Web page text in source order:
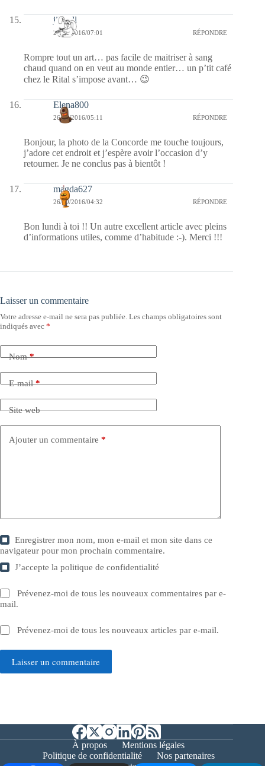
jill bill
26/09/2016/07:01 RÉPONDRE
Rompre tout un art… pas facile de maitriser à sang
chaud quand on en veut au monde entier… un p’tit café
chez le Rital s’impose avant… 😉
Elena800
26/09/2016/05:11 RÉPONDRE
Bonjour, la photo de la Concorde me touche toujours,
j’adore cet endroit et j’espère avoir l’occasion d’y
retourner. Je ne conclus pas à bientôt !
magda627
26/09/2016/04:32 RÉPONDRE
Bon lundi à toi !! Un autre excellent article avec pleins
d’informations utiles, comme d’habitude :-). Merci !!!
Laisser un commentaire
Votre adresse e-mail ne sera pas publiée. Les champs obligatoires sont
indiqués avec *
Nom*
E-mail*
Site web
Ajouter un commentaire *
Enregistrer mon nom, mon e-mail et mon site dans ce
navigateur pour mon prochain commentaire.
J’accepte lapolitique de confidentialité
Prévenez-moi de tous les nouveaux commentaires par e-
mail.
Prévenez-moi de tous les nouveaux articles par e-mail.
Laisser un commentaire
À propos
Mentions légales
Politique de confidentialité
Nos partenaires